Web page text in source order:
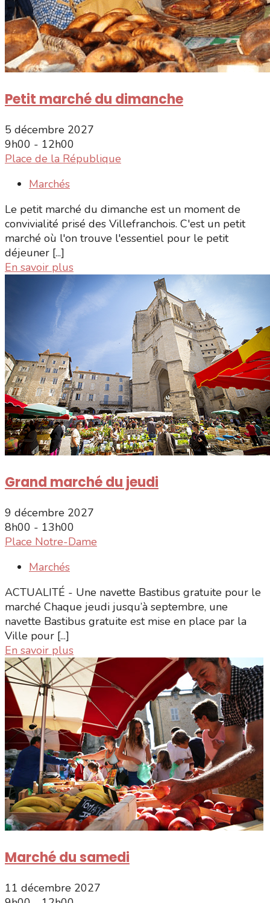
Petit marché du dimanche
5 décembre 2027
9h00 - 12h00
Place de la République
Marchés
Le petit marché du dimanche est un moment de
convivialité prisé des Villefranchois. C'est un petit
marché où l'on trouve l'essentiel pour le petit
déjeuner [...]
En savoir plus
Grand marché du jeudi
9 décembre 2027
8h00 - 13h00
Place Notre-Dame
Marchés
ACTUALITÉ - Une navette Bastibus gratuite pour le
marché Chaque jeudi jusqu’à septembre, une
navette Bastibus gratuite est mise en place par la
Ville pour [...]
En savoir plus
Marché du samedi
11 décembre 2027